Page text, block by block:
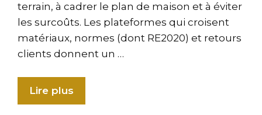
terrain, à cadrer le plan de maison et à éviter
les surcoûts. Les plateformes qui croisent
matériaux, normes (dont RE2020) et retours
clients donnent un …
Lire plus